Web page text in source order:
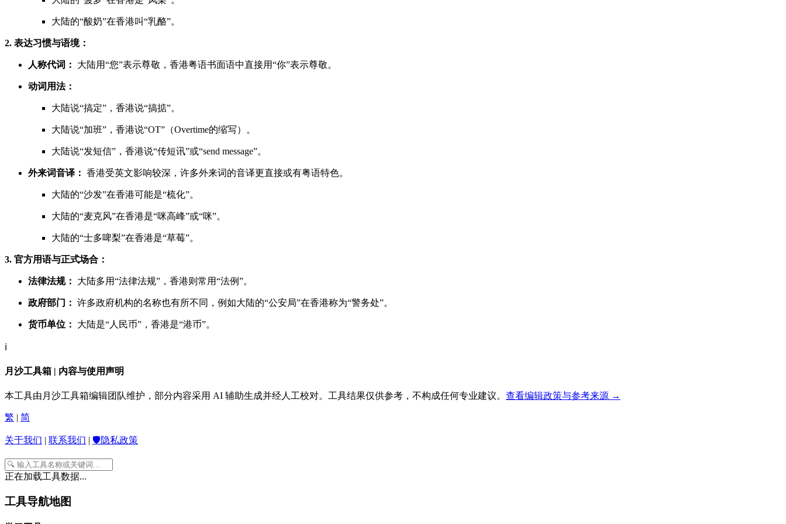
大陆的“酸奶”在香港叫“乳酪”。
2. 表达习惯与语境：
人称代词： 大陆用“您”表示尊敬，香港粤语书面语中直接用“你”表示尊敬。
动词用法：
大陆说“搞定”，香港说“搞掂”。
大陆说“加班”，香港说“OT”（Overtime的缩写）。
大陆说“发短信”，香港说“传短讯”或“send message”。
外来词音译： 香港受英文影响较深，许多外来词的音译更直接或有粤语特色。
大陆的“沙发”在香港可能是“梳化”。
大陆的“麦克风”在香港是“咪高峰”或“咪”。
大陆的“士多啤梨”在香港是“草莓”。
3. 官方用语与正式场合：
法律法规： 大陆多用“法律法规”，香港则常用“法例”。
政府部门： 许多政府机构的名称也有所不同，例如大陆的“公安局”在香港称为“警务处”。
货币单位： 大陆是“人民币”，香港是“港币”。
ℹ️
月沙工具箱 | 内容与使用声明
本工具由月沙工具箱编辑团队维护，部分内容采用 AI 辅助生成并经人工校对。工具结果仅供参考，不构成任何专业建议。 查看编辑政策与参考来源 →
繁 | 简
关于我们 | 联系我们 | 🛡️隐私政策
正在加载工具数据...
工具导航地图